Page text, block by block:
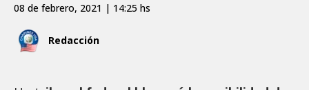
Redacción
08 de febrero, 2021 | 14:25 hs